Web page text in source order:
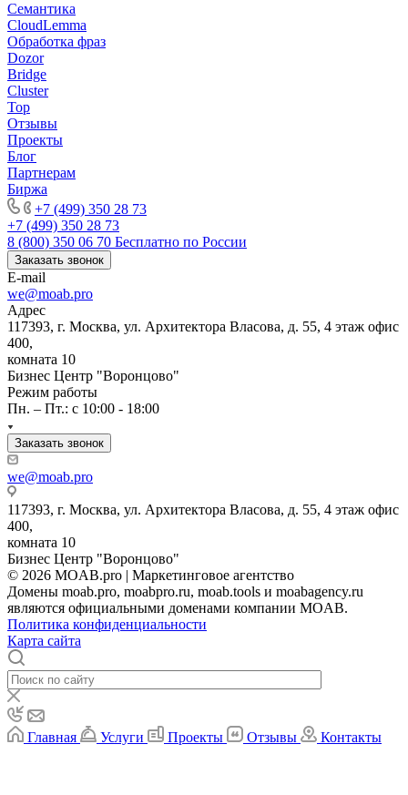
Семантика
CloudLemma
Обработка фраз
Dozor
Bridge
Cluster
Top
Отзывы
Проекты
Блог
Партнерам
Биржа
+7 (499) 350 28 73
+7 (499) 350 28 73
8 (800) 350 06 70 Бесплатно по России
Заказать звонок
E-mail
we@moab.pro
Адрес
117393, г. Москва, ул. Архитектора Власова, д. 55, 4 этаж офис
400,
комната 10
Бизнес Центр "Воронцово"
Режим работы
Пн. – Пт.: с 10:00 - 18:00
Заказать звонок
we@moab.pro
117393, г. Москва, ул. Архитектора Власова, д. 55, 4 этаж офис
400,
комната 10
Бизнес Центр "Воронцово"
© 2026 MOAB.pro | Маркетинговое агентство
Домены moab.pro, moabpro.ru, moab.tools и moabagency.ru
являются официальными доменами компании MOAB.
Политика конфиденциальности
Карта сайта
Главная Услуги Проекты Отзывы Контакты